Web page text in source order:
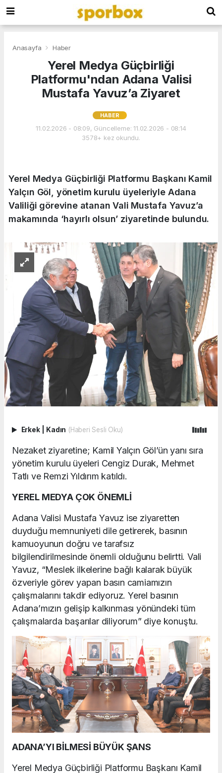
Anasayfa Haber
Yerel Medya Güçbirliği
Platformu'ndan Adana Valisi
Mustafa Yavuz’a Ziyaret
HABER
11.02.2026 - 08:09, Güncelleme: 11.02.2026 - 08:14
3578+ kez okundu.
Yerel Medya Güçbirliği Platformu Başkanı Kamil
Yalçın Göl, yönetim kurulu üyeleriyle Adana
Valiliği görevine atanan Vali Mustafa Yavuz’a
makamında ‘hayırlı olsun’ ziyaretinde bulundu.
Erkek Kadın (Haberi Sesli Oku)
Nezaket ziyaretine; Kamil Yalçın Göl’ün yanı sıra
yönetim kurulu üyeleri Cengiz Durak, Mehmet
Tatlı ve Remzi Yıldırım katıldı.
YEREL MEDYA ÇOK ÖNEMLİ
Adana Valisi Mustafa Yavuz ise ziyaretten
duyduğu memnuniyeti dile getirerek, basının
kamuoyunun doğru ve tarafsız
bilgilendirilmesinde önemli olduğunu belirtti. Vali
Yavuz, “Meslek ilkelerine bağlı kalarak büyük
özveriyle görev yapan basın camiamızın
çalışmalarını takdir ediyoruz. Yerel basının
Adana’mızın gelişip kalkınması yönündeki tüm
çalışmalarda başarılar diliyorum” diye konuştu.
ADANA’YI BİLMESİ BÜYÜK ŞANS
Yerel Medya Güçbirliği Platformu Başkanı Kamil